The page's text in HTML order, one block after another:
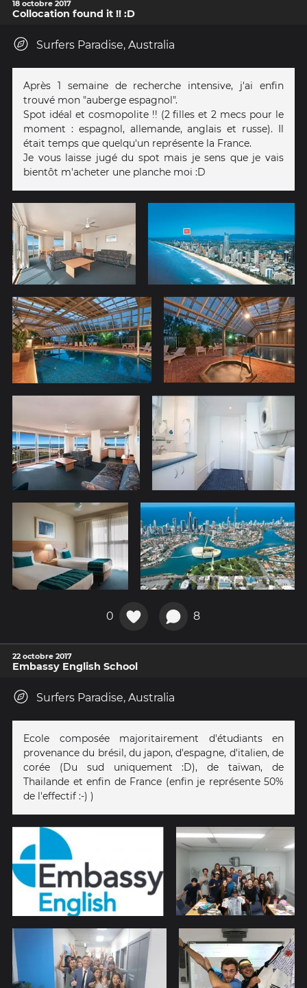
18 octobre 2017
Collocation found it !! :D
Surfers Paradise, Australia
Après 1 semaine de recherche intensive, j'ai enfin
trouvé mon "auberge espagnol".
Spot idéal et cosmopolite !! (2 filles et 2 mecs pour le
moment : espagnol, allemande, anglais et russe). Il
était temps que quelqu'un représente la France.
Je vous laisse jugé du spot mais je sens que je vais
bientôt m'acheter une planche moi :D
0 8
22 octobre 2017
Embassy English School
Surfers Paradise, Australia
Ecole composée majoritairement d'étudiants en
provenance du brésil, du japon, d'espagne, d'italien, de
corée (Du sud uniquement :D), de taïwan, de
Thailande et enfin de France (enfin je représente 50%
de l'effectif :-) )